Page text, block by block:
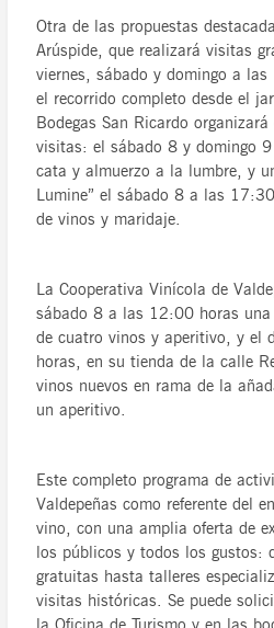
Otra de las propuestas
Arúspide, que realizará visitas
viernes, sábado y domingo a
el recorrido completo desde el
Bodegas San Ricardo
visitas: el sábado 8 y domingo
cata y almuerzo a la lumbre, y
Lumine” el sábado 8 a las
de vinos y maridaje.
La Cooperativa Vinícola de
sábado 8 a las 12:00 horas
de cuatro vinos y aperitivo, y el
horas, en su tienda de la calle
vinos nuevos en rama de la
un aperitivo.
Este completo programa de
Valdepeñas como referente del
vino, con una amplia oferta de
los públicos y todos los gustos:
gratuitas hasta talleres
visitas históricas. Se puede